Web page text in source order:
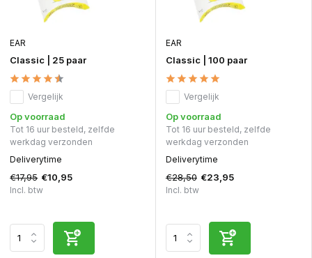
EAR
Classic | 25 paar
Vergelijk
Op voorraad
Tot 16 uur besteld, zelfde
werkdag verzonden
Deliverytime
€17,95 €10,95
Incl. btw
EAR
Classic | 100 paar
Vergelijk
Op voorraad
Tot 16 uur besteld, zelfde
werkdag verzonden
Deliverytime
€28,50 €23,95
Incl. btw